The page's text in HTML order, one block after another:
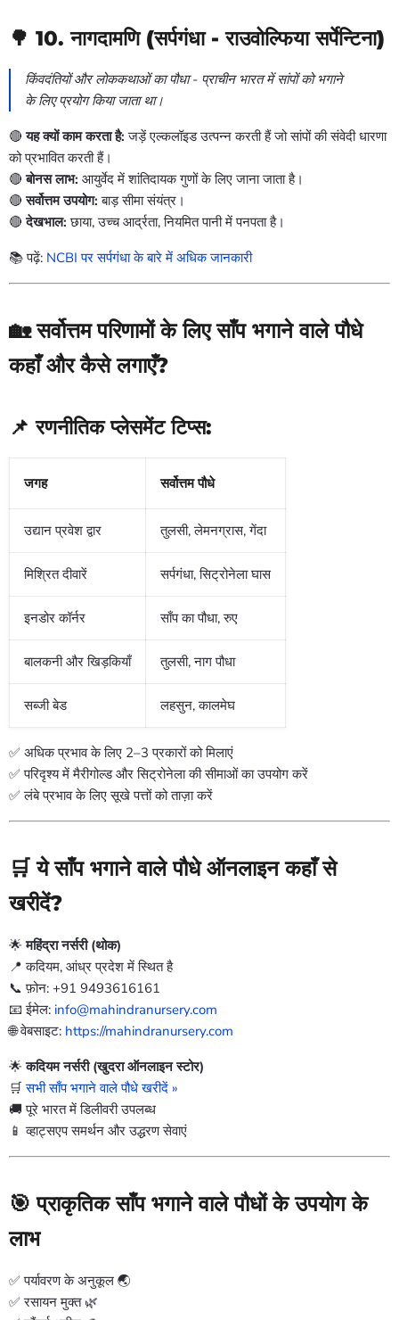
🌳 10.नागदामणि (सर्पगंधा - राउवोल्फिया सर्पेन्टिना)
किंवदंतियों और लोककथाओं का पौधा - प्राचीन भारत में सांपों को भगाने
के लिए प्रयोग किया जाता था।
🔴यह क्यों काम करता है: जड़ें एल्कलॉइड उत्पन्न करती हैं जो सांपों की संवेदी धारणा
को प्रभावित करती हैं।
🔴बोनस लाभ: आयुर्वेद में शांतिदायक गुणों के लिए जाना जाता है।
🔴सर्वोत्तम उपयोग: बाड़ सीमा संयंत्र।
🔴देखभाल: छाया, उच्च आर्द्रता, नियमित पानी में पनपता है।
📚 पढ़ें: NCBI पर सर्पगंधा के बारे में अधिक जानकारी
🏡 सर्वोत्तम परिणामों के लिए साँप भगाने वाले पौधे
कहाँ और कैसे लगाएँ?
📌 रणनीतिक प्लेसमेंट टिप्स:
जगह सर्वोत्तम पौधे
उद्यान प्रवेश द्वार तुलसी, लेमनग्रास, गेंदा
मिश्रित दीवारें सर्पगंधा, सिट्रोनेला घास
इनडोर कॉर्नर साँप का पौधा, रुए
बालकनी और खिड़कियाँ तुलसी, नाग पौधा
सब्जी बेड लहसुन, कालमेघ
✅ अधिक प्रभाव के लिए 2–3 प्रकारों को मिलाएं
✅ परिदृश्य में मैरीगोल्ड और सिट्रोनेला की सीमाओं का उपयोग करें
✅ लंबे प्रभाव के लिए सूखे पत्तों को ताज़ा करें
🛒 ये साँप भगाने वाले पौधे ऑनलाइन कहाँ से
खरीदें?
🌟महिंद्रा नर्सरी (थोक)
📍 कदियम, आंध्र प्रदेश में स्थित है
📞 फ़ोन: +91 9493616161
📧 ईमेल: info@mahindranursery.com
🌐 वेबसाइट: https://mahindranursery.com
🌟कदियम नर्सरी (खुदरा ऑनलाइन स्टोर)
🛒सभी साँप भगाने वाले पौधे खरीदें »
🚚 पूरे भारत में डिलीवरी उपलब्ध
📱 व्हाट्सएप समर्थन और उद्धरण सेवाएं
🎯 प्राकृतिक साँप भगाने वाले पौधों के उपयोग के
लाभ
✅ पर्यावरण के अनुकूल 🌏
✅ रसायन मुक्त 🌿